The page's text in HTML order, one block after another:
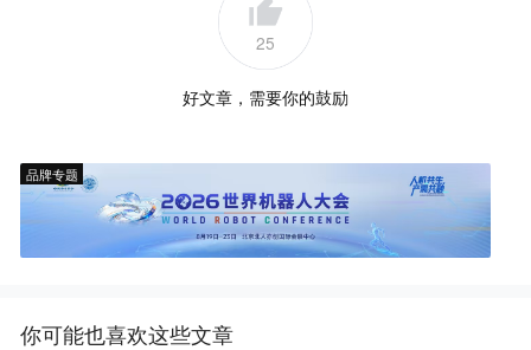
25
好文章，需要你的鼓励
品牌专题
你可能也喜欢这些文章